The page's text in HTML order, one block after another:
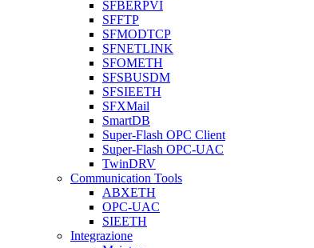
SFBERPVI
SFFTP
SFMODTCP
SFNETLINK
SFOMETH
SFSBUSDM
SFSIEETH
SFXMail
SmartDB
Super-Flash OPC Client
Super-Flash OPC-UAC
TwinDRV
Communication Tools
ABXETH
OPC-UAC
SIEETH
Integrazione